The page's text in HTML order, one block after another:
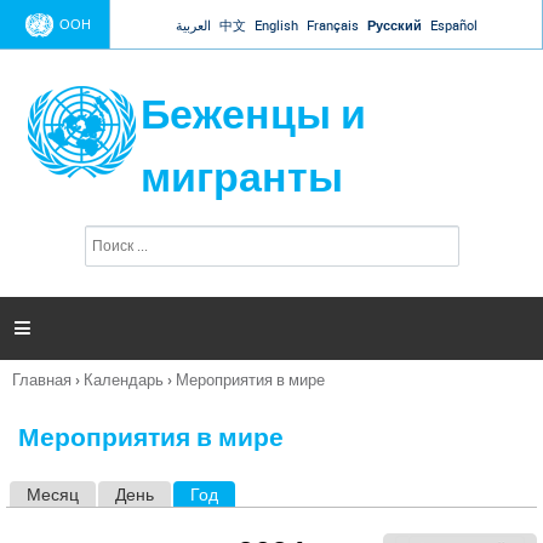
Jump to navigation
ООН العربية 中文 English Français Русский Español
Беженцы и
мигранты
п
и

Вы
Главная › Календарь › Мероприятия в мире
Мероприятия в мире
Месяц День Год